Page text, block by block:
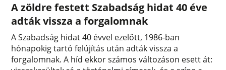
A zöldre festett Szabadság hidat 40 éve
adták vissza a forgalomnak
A Szabadság hidat 40 évvel ezelőtt, 1986-ban
hónapokig tartó felújítás után adták vissza a
forgalomnak. A híd ekkor számos változáson esett át: